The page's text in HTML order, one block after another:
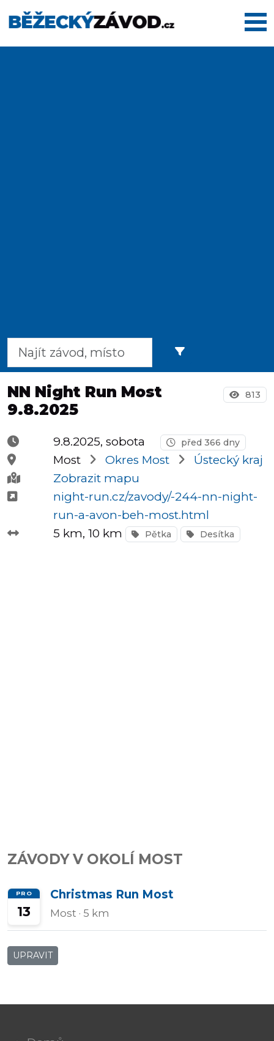
OCR
Praha
Virtuální
závody
Dětské
Přidat/upravit
závody
NN Night Run Most
9.8.2025
813
9.8.2025, sobota před 366 dny
Most Okres Most
Ústecký kraj
Zobrazit mapu
night-run.cz/zavody/-244-nn-night-
run-a-avon-beh-most.html
5 km, 10 km Pětka Desítka
ZÁVODY V OKOLÍ MOST
PRO
13
Christmas Run Most
Most · 5 km
UPRAVIT